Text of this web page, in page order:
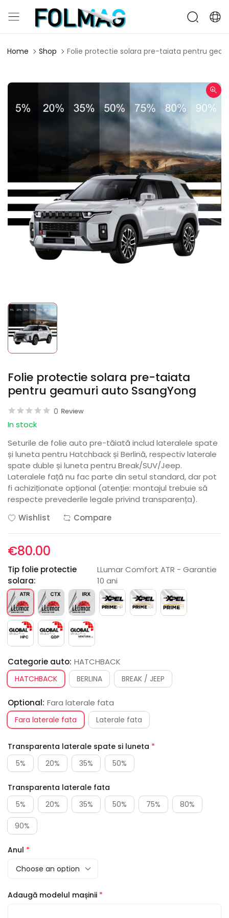
Home Shop Folie protectie solara pre-taiata pentru
Folie protectie solara pre-taiata
pentru geamuri auto SsangYong
0 Review
In stock
Seturile de folie auto pre-tăiată includ lateralele spate
și luneta pentru Hatchback și Berlină, respectiv laterale
spate duble și luneta pentru Break/SUV/Jeep.
Lateralele față nu fac parte din setul standard, dar pot
fi achiziționate opțional (atenție: montajul trebuie să
respecte prevederile legale privind transparența).
Wishlist
Compare
€80.00
Tip folie protectie
solara:
LLumar Comfort ATR - Garantie
10 ani
Categorie auto: HATCHBACK
HATCHBACK BERLINA BREAK / JEEP
Optional: Fara laterale fata
Fara laterale fata Laterale fata
Transparenta laterale spate si luneta *
5%
20% 35% 50%
Transparenta laterale fata
5%
20% 35% 50% 75% 80%
90%
Anul *
Adaugă modelul mașinii *